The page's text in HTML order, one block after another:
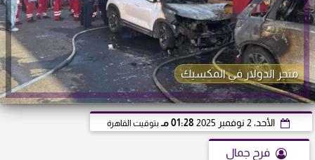
متجر الدولار في المكسيك
الأحد، 2 نوفمبر 2025 01:28 مـ بتوقيت القاهرة
فرح جمال